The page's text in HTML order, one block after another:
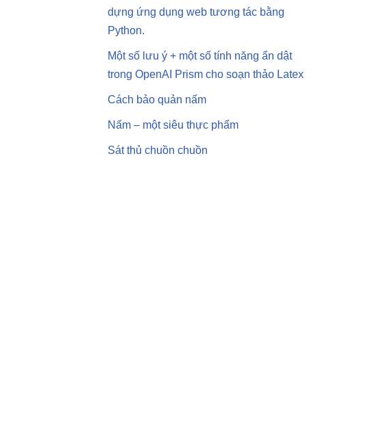
dựng ứng dụng web tương tác bằng
Python.
Một số lưu ý + một số tính năng ẩn dật
trong OpenAI Prism cho soạn thảo Latex
Cách bảo quản nấm
Nấm – một siêu thực phẩm
Sát thủ chuồn chuồn